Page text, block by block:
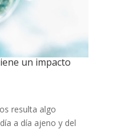
un impacto
resulta algo
a día ajeno y del